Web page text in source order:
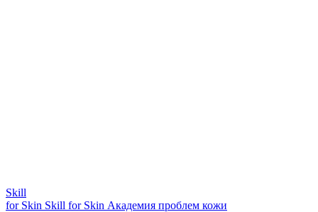
Skill
for Skin Skill for Skin Академия проблем кожи